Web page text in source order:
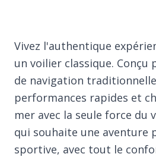
Vivez l'authentique
un voilier classique. Conçu
de navigation
performances rapides et
mer avec la seule force du
qui souhaite une aventure
sportive, avec tout le